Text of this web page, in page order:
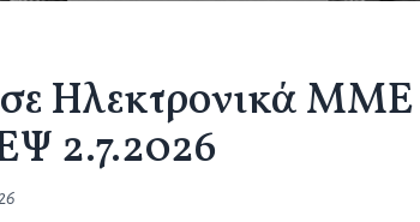
Ηλεκτρονικά
2.7.2026